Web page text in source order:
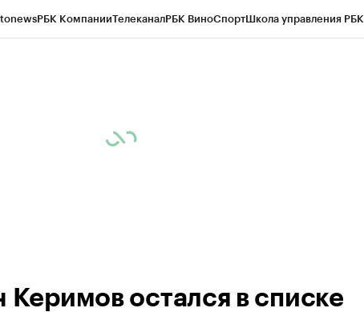
РБК КомпанииТелеканалРБК ВиноСпортШкола управления РБК
Керимов остался в списке